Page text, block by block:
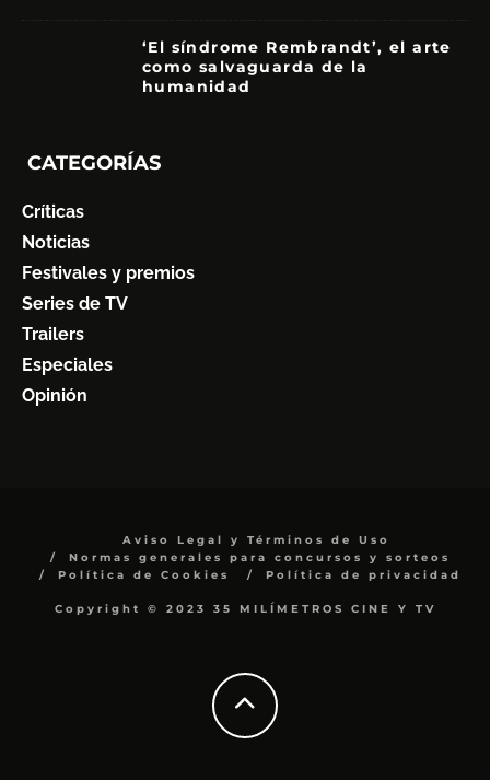
‘El síndrome Rembrandt’, el arte
como salvaguarda de la
humanidad
CATEGORÍAS
Críticas
Noticias
Festivales y premios
Series de TV
Trailers
Especiales
Opinión
Aviso Legal y Términos de Uso
Normas generales para concursos y sorteos
Política de Cookies
Política de privacidad
Copyright © 2023 35 MILÍMETROS CINE Y TV